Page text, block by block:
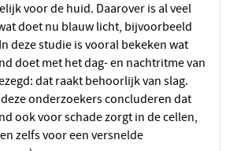
voor de huid. Daarover is al veel
doet nu blauw licht, bijvoorbeeld
deze studie is vooral bekeken wat
doet met het dag- en nachtritme van
dat raakt behoorlijk van slag.
onderzoekers concluderen dat
ook voor schade zorgt in de cellen,
zelfs voor een versnelde